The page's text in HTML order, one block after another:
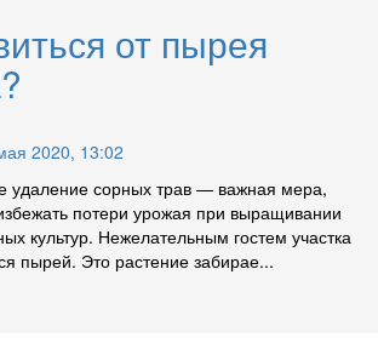
от пырея
2020, 13:02
удаление сорных трав — важная мера,
потери урожая при выращивании
культур. Нежелательным гостем участка
пырей. Это растение забирае...